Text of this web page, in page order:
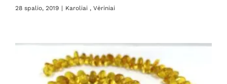
28 spalio, 2019 | Karoliai , Vėriniai